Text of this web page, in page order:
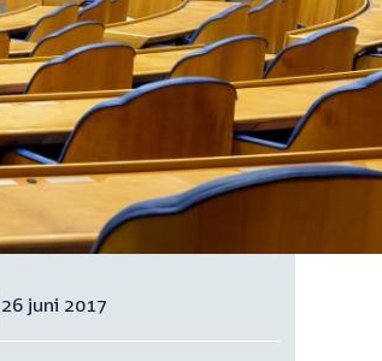
Datum:
26 juni 2017